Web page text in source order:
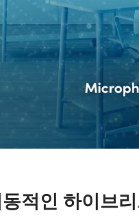
적인 하이브